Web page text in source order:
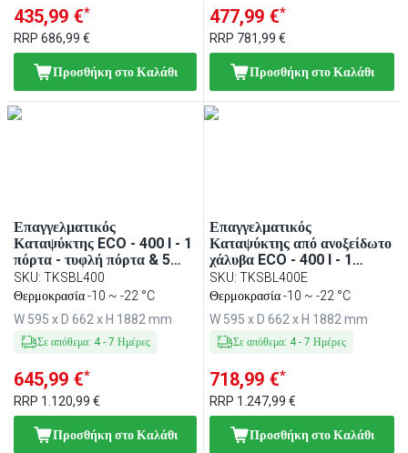
435,99 €*
RRP 686,99 €
Προσθήκη στο Καλάθι
477,99 €*
RRP 781,99 €
Προσθήκη στο Καλάθι
Επαγγελματικός
Καταψύκτης ECO - 400 l - 1
πόρτα - τυφλή πόρτα & 5
σχάρες - μαύρο
SKU: TKSBL400
Θερμοκρασία -10 ~ -22 °C
W 595 x D 662 x H 1882 mm
Σε απόθεμα: 4- 7 Ημέρες
645,99 €*
RRP 1.120,99 €
Προσθήκη στο Καλάθι
Επαγγελματικός
Καταψύκτης από ανοξείδωτο
χάλυβα ECO - 400 l - 1
πόρτα - τυφλή πόρτα & 5
σχάρες
SKU:TKSBL400E
Θερμοκρασία -10 ~ -22 °C
W 595 x D 662 x H 1882 mm
Σε απόθεμα: 4-7 Ημέρες
718,99 €*
RRP 1.247,99 €
Προσθήκη στο Καλάθι